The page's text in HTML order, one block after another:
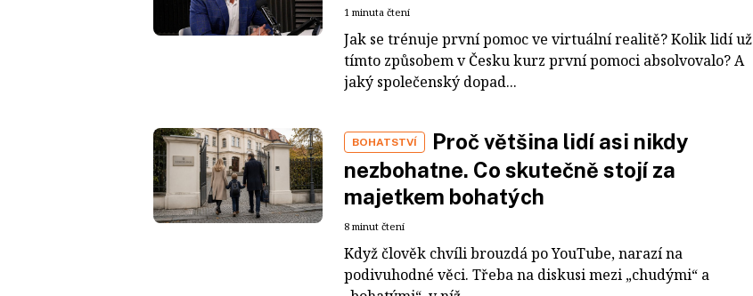
1 minuta čtení
Jak se trénuje první pomoc ve virtuální realitě? Kolik lidí už
tímto způsobem v Česku kurz první pomoci absolvovalo? A
jaký společenský dopad...
BOHATSTVÍ
Proč většina lidí asi nikdy
nezbohatne. Co skutečně stojí za
majetkem bohatých
8 minut čtení
Když člověk chvíli brouzdá po YouTube, narazí na
podivuhodné věci. Třeba na diskusi mezi „chudými“ a